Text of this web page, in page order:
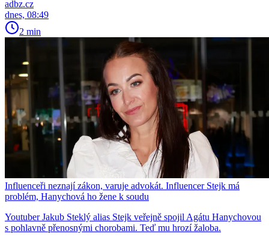
adbz.cz
dnes, 08:49
2 min
Influenceři neznají zákon, varuje advokát. Influencer Stejk má
problém, Hanychová ho žene k soudu
Youtuber Jakub Steklý alias Stejk veřejně spojil Agátu Hanychovou
s pohlavně přenosnými chorobami. Teď mu hrozí žaloba.